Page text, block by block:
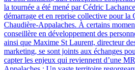
la tournée a été mené par Cédric
démarrage et en reprise collective pour la
Chaudière-Appalaches. À certains
conseillère en développement des
ainsi que Maxime St Laurent, directeur
marketing, se sont joints aux échanges
capter les enjeux qui reviennent d’une